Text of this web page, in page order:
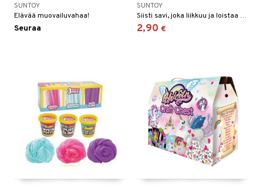
SUNTOY
Elävää muovailuvahaa!
Seuraa
SUNTOY
Siisti savi, joka liikkuu ja loistaa pimeässä!
2,90 €